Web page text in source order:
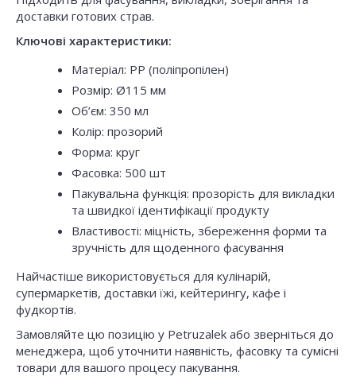
доставки готових страв.
Ключові характеристики:
Матеріал: PP (поліпропілен)
Розмір: Ø115 мм
Об’єм: 350 мл
Колір: прозорий
Форма: круг
Фасовка: 500 шт
Пакувальна функція: прозорість для викладки
та швидкої ідентифікації продукту
Властивості: міцність, збереження форми та
зручність для щоденного фасування
Найчастіше використовується для кулінарій,
супермаркетів, доставки їжі, кейтерингу, кафе і
фудкортів.
Замовляйте цю позицію у Petruzalek або зверніться до
менеджера, щоб уточнити наявність, фасовку та сумісні
товари для вашого процесу пакування.